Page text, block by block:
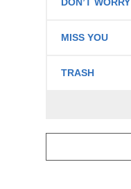
MISS YOU
TRASH